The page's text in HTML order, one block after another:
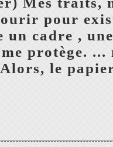
pour
un cadre ,
me protège.
le